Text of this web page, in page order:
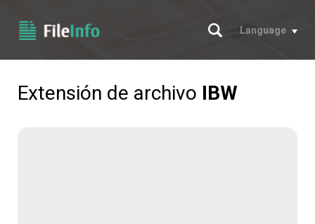
Buscar
Language
Extensión de archivo IBW